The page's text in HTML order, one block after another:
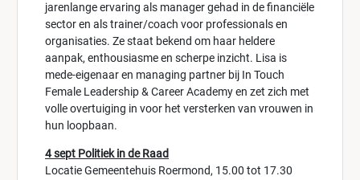
jarenlange ervaring als manager gehad in de financiële
sector en als trainer/coach voor professionals en
organisaties. Ze staat bekend om haar heldere
aanpak, enthousiasme en scherpe inzicht. Lisa is
mede-eigenaar en managing partner bij In Touch
Female Leadership & Career Academy en zet zich met
volle overtuiging in voor het versterken van vrouwen in
hun loopbaan.
4 sept Politiek in de Raad
Locatie Gemeentehuis Roermond, 15.00 tot 17.30